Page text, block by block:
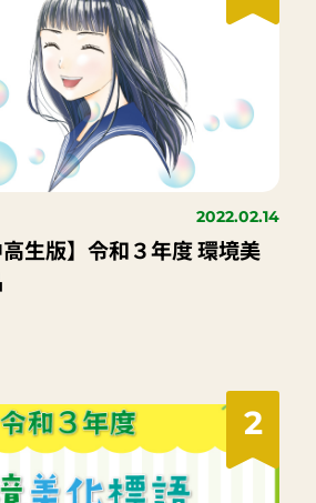
2022.02.14
高生版】令和３年度 環境美
2